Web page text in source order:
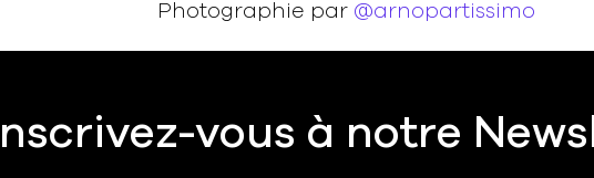
Photographie par @arnopartissimo
Inscrivez-vous à notre